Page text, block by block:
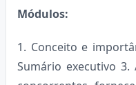
Módulos:
1. Conceito e
Sumário executivo 3.